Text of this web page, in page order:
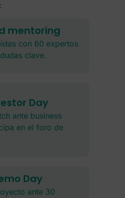
mentoring
con 60 expertos
clave.
Day
ante business
en el foro de
Day
ante 30